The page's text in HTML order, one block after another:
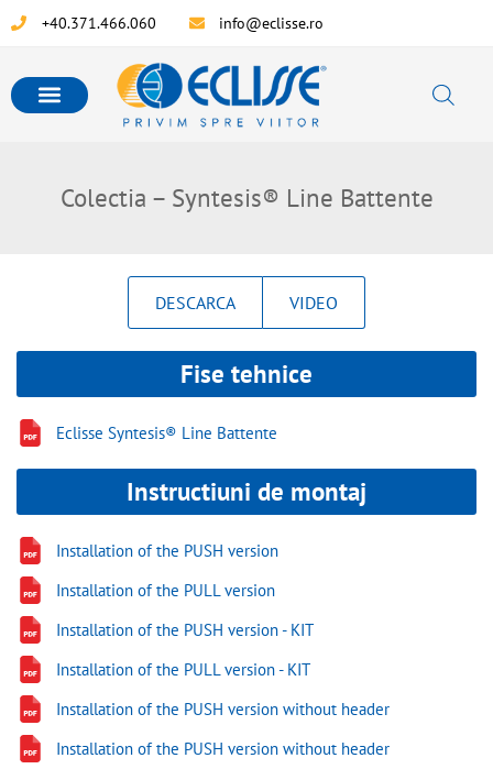
+40.371.466.060 info@eclisse.ro
Colectia – Syntesis® Line Battente
DESCARCA VIDEO
Fise tehnice
Eclisse Syntesis® Line Battente
Instructiuni de montaj
Installation of the PUSH version
Installation of the PULL version
Installation of the PUSH version - KIT
Installation of the PULL version - KIT
Installation of the PUSH version without header
Installation of the PUSH version without header